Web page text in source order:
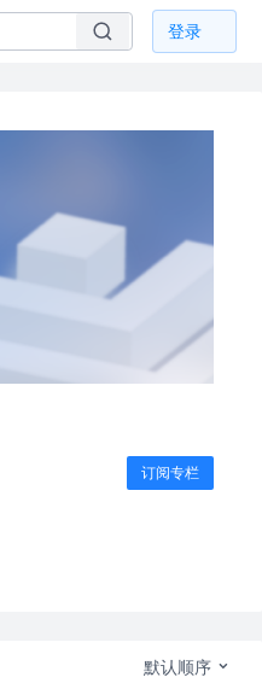
登录
订阅专栏
默认顺序